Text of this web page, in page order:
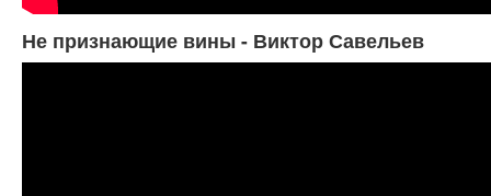
Не признающие вины - Виктор Савельев